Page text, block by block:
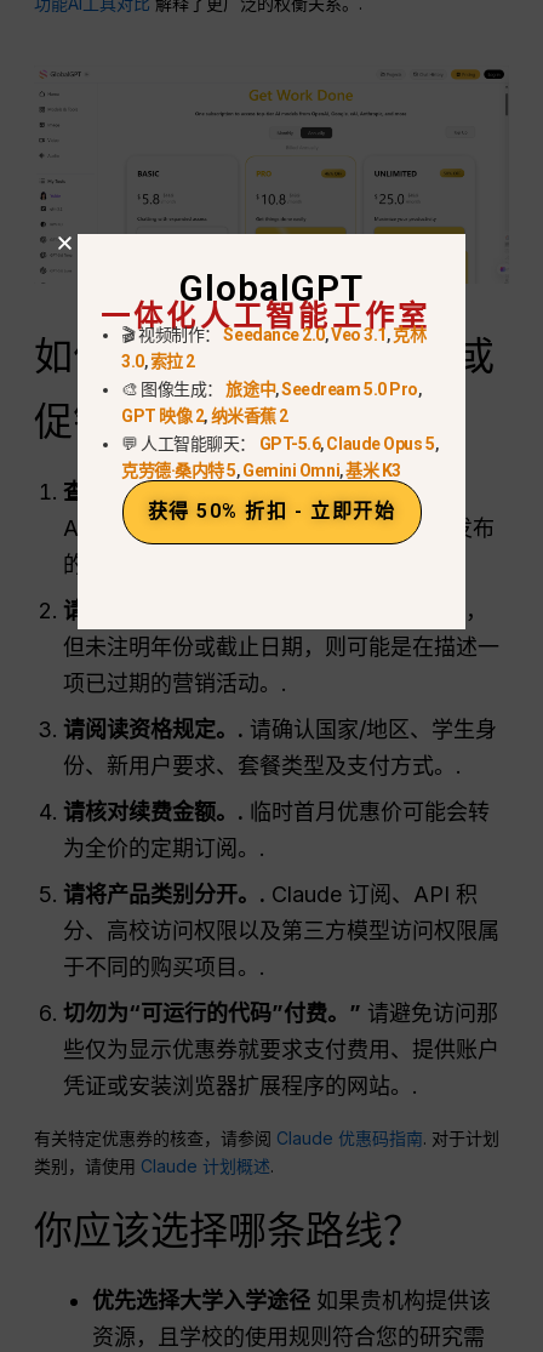
如何核对 Claude 优惠券或
促销活动
查找原始优惠。.
请留意官方的 Claude 或
Anthropic 页面、账户内的横幅，或学校发布
的公告。.
请查看日期。.
如果某页面提到了“开学季”，
但未注明年份或截止日期，则可能是在描述一
项已过期的营销活动。.
请阅读资格规定。. 请确认国家/地区、学生身
份、新用户要求、套餐类型及支付方式。.
请核对续费金额。. 临时首月优惠价可能会转
为全价的定期订阅。.
请将产品类别分开。. Claude 订阅、API 积
分、高校访问权限以及第三方模型访问权限属
于不同的购买项目。.
切勿为“可运行的代码”付费。” 请避免访问那
些仅为显示优惠券就要求支付费用、提供账户
凭证或安装浏览器扩展程序的网站。.
有关特定优惠券的核查，请参阅 Claude 优惠码指南. 对于计划
类别，请使用 Claude 计划概述.
你应该选择哪条路线？
优先选择大学入学途径 如果贵机构提供该
资源，且学校的使用规则符合您的研究需
GlobalGPT
一体化人工智能工作室
🎬 视频制作：Seedance 2.0,Veo 3.1,克林
3.0,索拉 2
🎨 图像生成：旅途中,Seedream 5.0 Pro,
GPT 映像 2,纳米香蕉 2
💬 人工智能聊天： GPT-5.6,Claude Opus 5,
克劳德·桑内特 5,Gemini Omni,基米 K3
获得 50% 折扣 - 立即开始